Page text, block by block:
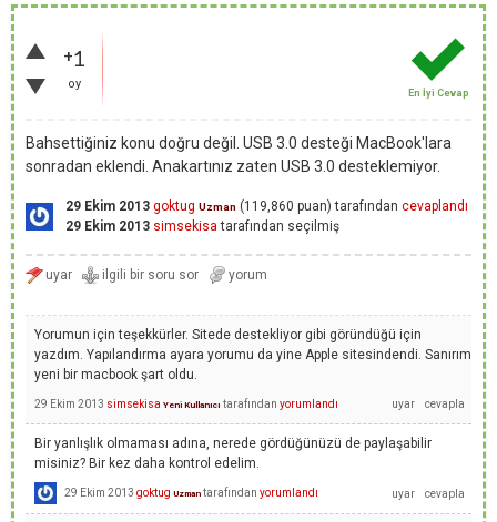
+1
oy
En İyi Cevap
Bahsettiğiniz konu doğru değil. USB 3.0 desteği MacBook'lara
sonradan eklendi. Anakartınız zaten USB 3.0 desteklemiyor.
29 Ekim 2013 goktug Uzman (119,860 puan) tarafından cevaplandı
29 Ekim 2013 simsekisa tarafından seçilmiş
Yorumun için teşekkürler. Sitede destekliyor gibi göründüğü için
yazdım. Yapılandırma ayara yorumu da yine Apple sitesindendi. Sanırım
yeni bir macbook şart oldu.
29 Ekim 2013 simsekisa Yeni Kullanıcı tarafından yorumlandı
Bir yanlışlık olmaması adına, nerede gördüğünüzü de paylaşabilir
misiniz? Bir kez daha kontrol edelim.
29 Ekim 2013 goktug Uzman tarafından yorumlandı